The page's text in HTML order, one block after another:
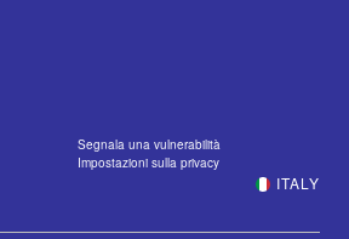
Segnala una vulnerabilità
Impostazioni sulla privacy
ITALY